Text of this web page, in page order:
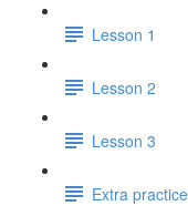
Lesson 1
Lesson 2
Lesson 3
Extra practice